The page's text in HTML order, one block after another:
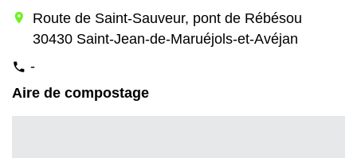
location_on
Route de Saint-Sauveur, pont de Rébésou
30430 Saint-Jean-de-Maruéjols-et-Avéjan
phone -
Aire de compostage